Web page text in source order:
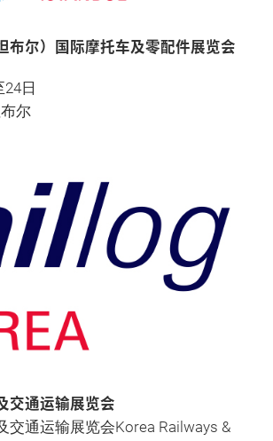
布尔）国际摩托车及零配件展览会
日
尔
交通运输展览会
交通运输展览会Korea Railways &